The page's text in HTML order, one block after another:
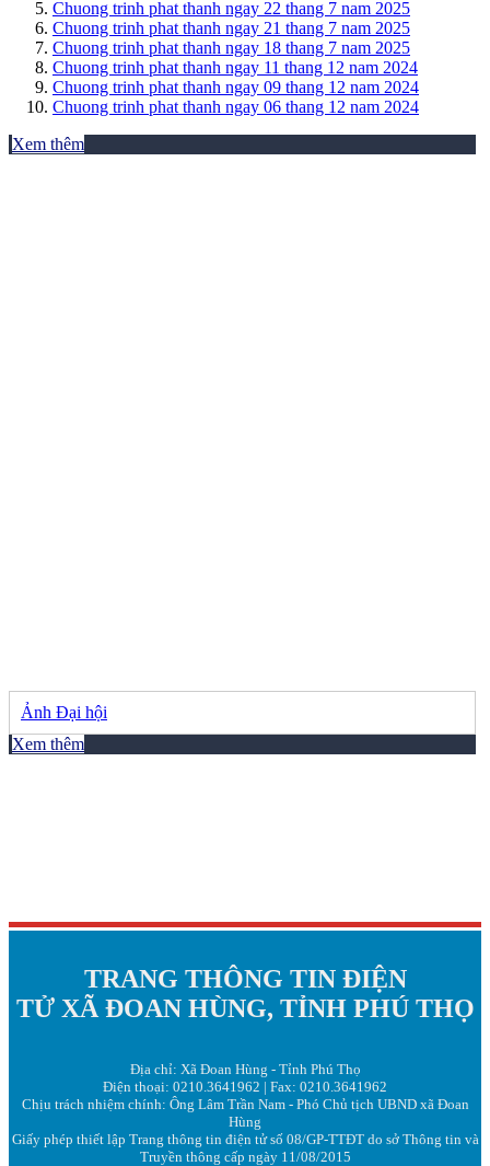
Chuong trinh phat thanh ngay 22 thang 7 nam 2025
Chuong trinh phat thanh ngay 21 thang 7 nam 2025
Chuong trinh phat thanh ngay 18 thang 7 nam 2025
Chuong trinh phat thanh ngay 11 thang 12 nam 2024
Chuong trinh phat thanh ngay 09 thang 12 nam 2024
Chuong trinh phat thanh ngay 06 thang 12 nam 2024
Xem thêm
Ảnh Đại hội
Xem thêm
TRANG THÔNG TIN ĐIỆN
TỬ XÃ ĐOAN HÙNG, TỈNH PHÚ THỌ
Địa chỉ: Xã Đoan Hùng - Tỉnh Phú Thọ
Điện thoại: 0210.3641962 | Fax: 0210.3641962
Chịu trách nhiệm chính: Ông Lâm Trần Nam - Phó Chủ tịch UBND xã Đoan
Hùng
Giấy phép thiết lập Trang thông tin điện tử số 08/GP-TTĐT do sở Thông tin và
Truyền thông cấp ngày 11/08/2015